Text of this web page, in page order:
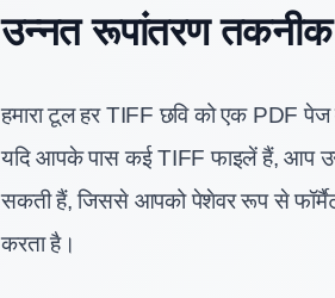
उन्नत रूपांतरण तकनीक
हमारा टूल हर TIFF छवि को एक PDF पेज
यदि आपके पास कई TIFF फाइलें हैं, आप
सकती हैं, जिससे आपको पेशेवर रूप से
करता है।